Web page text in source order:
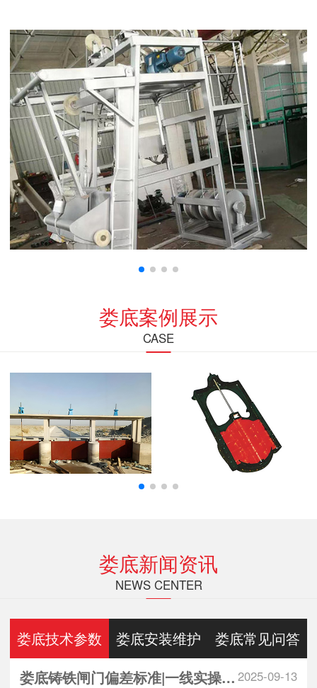
娄底案例展示
CASE
娄底新闻资讯
NEWS CENTER
娄底技术参数 娄底安装维护 娄底常见问答
2025-09-13
娄底铸铁闸门偏差标准|一线实操全解析：从生产到安装的3大重要控制点